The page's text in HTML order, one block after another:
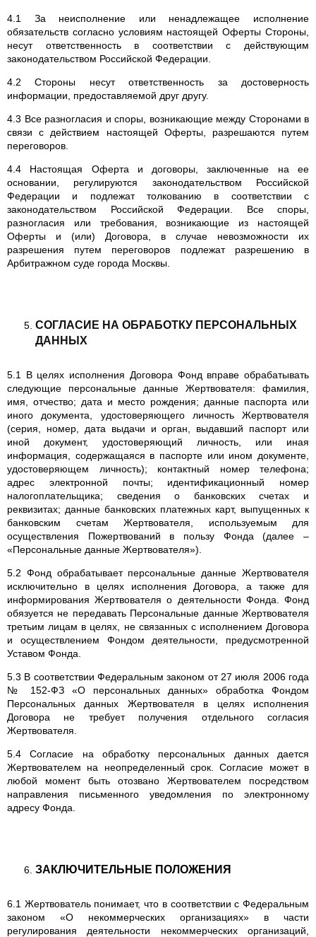
4.1 За неисполнение или ненадлежащее исполнение
обязательств согласно условиям настоящей Оферты Стороны,
несут ответственность в соответствии с действующим
законодательством Российской Федерации.
4.2 Стороны несут ответственность за достоверность
информации, предоставляемой друг другу.
4.3 Все разногласия и споры, возникающие между Сторонами в
связи с действием настоящей Оферты, разрешаются путем
переговоров.
4.4 Настоящая Оферта и договоры, заключенные на ее
основании, регулируются законодательством Российской
Федерации и подлежат толкованию в соответствии с
законодательством Российской Федерации. Все споры,
разногласия или требования, возникающие из настоящей
Оферты и (или) Договора, в случае невозможности их
разрешения путем переговоров подлежат разрешению в
Арбитражном суде города Москвы.
СОГЛАСИЕ НА ОБРАБОТКУ ПЕРСОНАЛЬНЫХ
ДАННЫХ
5.1 В целях исполнения Договора Фонд вправе обрабатывать
следующие персональные данные Жертвователя: фамилия,
имя, отчество; дата и место рождения; данные паспорта или
иного документа, удостоверяющего личность Жертвователя
(серия, номер, дата выдачи и орган, выдавший паспорт или
иной документ, удостоверяющий личность, или иная
информация, содержащаяся в паспорте или ином документе,
удостоверяющем личность); контактный номер телефона;
адрес электронной почты; идентификационный номер
налогоплательщика; сведения о банковских счетах и
реквизитах; данные банковских платежных карт, выпущенных к
банковским счетам Жертвователя, используемым для
осуществления Пожертвований в пользу Фонда (далее –
«Персональные данные Жертвователя»).
5.2 Фонд обрабатывает персональные данные Жертвователя
исключительно в целях исполнения Договора, а также для
информирования Жертвователя о деятельности Фонда. Фонд
обязуется не передавать Персональные данные Жертвователя
третьим лицам в целях, не связанных с исполнением Договора
и осуществлением Фондом деятельности, предусмотренной
Уставом Фонда.
5.3 В соответствии Федеральным законом от 27 июля 2006 года
№ 152-ФЗ «О персональных данных» обработка Фондом
Персональных данных Жертвователя в целях исполнения
Договора не требует получения отдельного согласия
Жертвователя.
5.4 Согласие на обработку персональных данных дается
Жертвователем на неопределенный срок. Согласие может в
любой момент быть отозвано Жертвователем посредством
направления письменного уведомления по электронному
адресу Фонда.
ЗАКЛЮЧИТЕЛЬНЫЕ ПОЛОЖЕНИЯ
6.1 Жертвователь понимает, что в соответствии с Федеральным
законом «О некоммерческих организациях» в части
регулирования деятельности некоммерческих организаций,